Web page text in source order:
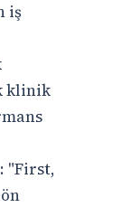
iş
klinik
"First,